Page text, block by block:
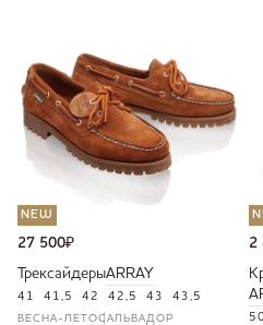
NEW
27 500₽
ТрексайдерыARRAY
41 41,5 42 42,5 43 43,5
ВЕСНА-ЛЕТОСАЛЬВАДОР
2